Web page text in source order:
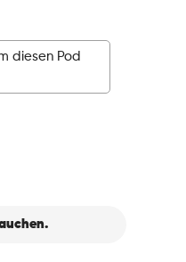
diesen Pod